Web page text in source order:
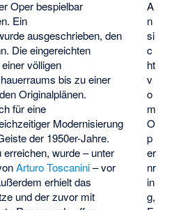
A
n
si
c
ht
v
o
m
O
p
er
nr
in
g,
Oper bespielbar
Ein
ausgeschrieben, den
Die eingereichten
völligen
bis zu einer
Originalplänen.
für eine
Modernisierung
der 1950er-Jahre.
erreichen, wurde – unter
Arturo Toscanini– vor
erhielt das
und der zuvor mit